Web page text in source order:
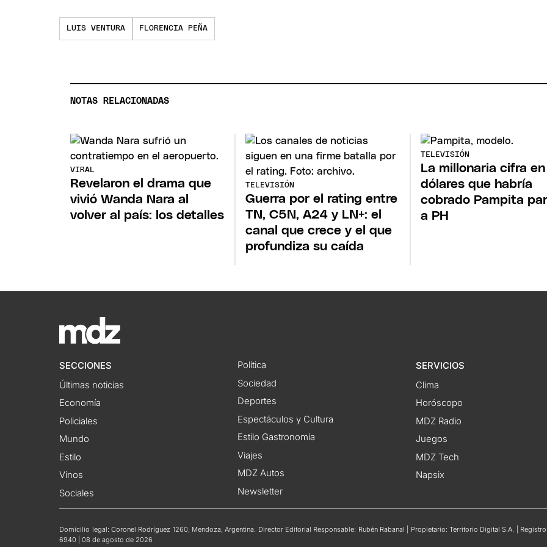
LUIS VENTURA FLORENCIA PEÑA
NOTAS RELACIONADAS
VIRAL
Revelaron el drama que
vivió Wanda Nara al
volver al país: los detalles
TELEVISIÓN
Guerra por el rating entre
TN, C5N, A24 y LN+: el
canal que crece y el que
profundiza su caída
TELEVISIÓN
La millonaria cifra en
dólares que habría
cobrado Pampita
a PH
SECCIONES
Últimas noticias
Economía
Policiales
Mundo
Estilo
Vinos
Sociales
Política
Sociedad
Deportes
Espectáculos y Cultura
Estilo Gastronomía
Viajes
MDZ Autos
Newsletter
SERVICIOS
Clima
Horóscopo
MDZ Radio
Juegos
MDZ Tech
Napsix
Domicilio legal: Coronel Rodríguez 1260, Mendoza, Argentina. Director Editorial Responsable: Rubén Rabanal | Propietario: Territorio Digital S.A. |
6940 | 08 de agosto de 2026